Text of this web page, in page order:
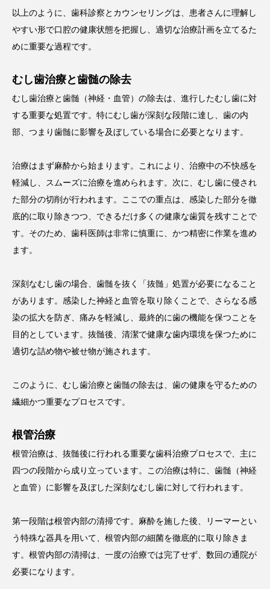
以上のように、歯科診察とカウンセリングは、患者さんに理解し
やすい形で口腔の健康状態を把握し、適切な治療計画を立てるた
めに重要な過程です。
むし歯治療と歯髄の除去
むし歯治療と歯髄（神経・血管）の除去は、進行したむし歯に対
する重要な処置です。特にむし歯が深刻な段階に達し、歯の内
部、つまり歯髄に影響を及ぼしている場合に必要となります。
治療はまず麻酔から始まります。これにより、治療中の不快感を
軽減し、スムーズに治療を進められます。次に、むし歯に侵され
た部分の切削が行われます。ここでの重点は、感染した部分を徹
底的に取り除きつつ、できるだけ多くの健康な歯質を残すことで
す。そのため、歯科医師は非常に慎重に、かつ精密に作業を進め
ます。
深刻なむし歯の場合、歯髄を抜く「抜髄」処置が必要になること
があります。感染した神経と血管を取り除くことで、さらなる感
染の拡大を防ぎ、痛みを軽減し、最終的に歯の機能を保つことを
目的としています。抜髄後、清潔で健康な歯内環境を保つために
適切な詰め物や被せ物が施されます。
このように、むし歯治療と歯髄の除去は、歯の健康を守るための
繊細かつ重要なプロセスです。
根管治療
根管治療は、抜髄後に行われる重要な歯科治療プロセスで、主に
四つの段階から成り立っています。この治療は特に、歯髄（神経
と血管）に影響を及ぼした深刻なむし歯に対して行われます。
第一段階は根管内部の清掃です。麻酔を施した後、リーマーとい
う特殊な器具を用いて、根管内部の細菌を徹底的に取り除きま
す。根管内部の清掃は、一度の治療では完了せず、数回の通院が
必要になります。